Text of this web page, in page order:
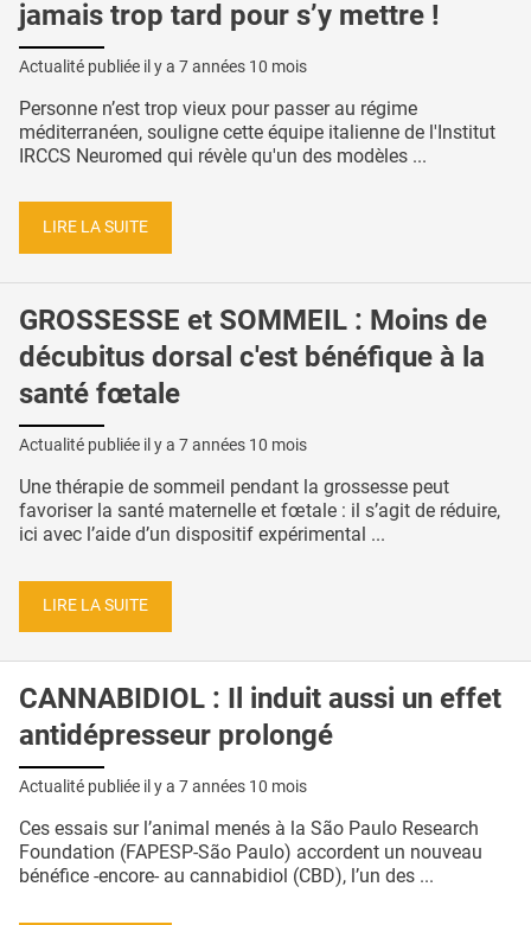
jamais trop tard pour s’y mettre !
Actualité publiée il y a 7 années 10 mois
Personne n’est trop vieux pour passer au régime
méditerranéen, souligne cette équipe italienne de l'Institut
IRCCS Neuromed qui révèle qu'un des modèles ...
LIRE LA SUITE
GROSSESSE et SOMMEIL : Moins de
décubitus dorsal c'est bénéfique à la
santé fœtale
Actualité publiée il y a 7 années 10 mois
Une thérapie de sommeil pendant la grossesse peut
favoriser la santé maternelle et fœtale : il s’agit de réduire,
ici avec l’aide d’un dispositif expérimental ...
LIRE LA SUITE
CANNABIDIOL : Il induit aussi un effet
antidépresseur prolongé
Actualité publiée il y a 7 années 10 mois
Ces essais sur l’animal menés à la São Paulo Research
Foundation (FAPESP-São Paulo) accordent un nouveau
bénéfice -encore- au cannabidiol (CBD), l’un des ...